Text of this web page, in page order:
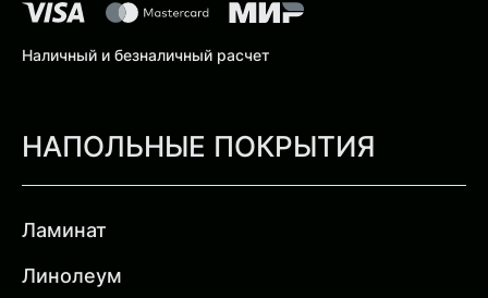
Наличный и безналичный расчет
НАПОЛЬНЫЕ ПОКРЫТИЯ
Ламинат
Линолеум